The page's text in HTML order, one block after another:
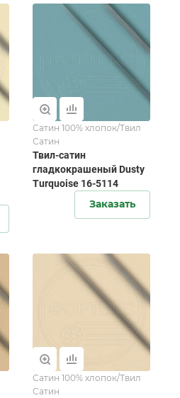
Сатин 100% хлопок/Твил
Сатин
Твил-сатин
гладкокрашеный Dusty
Turquoise 16-5114
Заказать
Сатин 100% хлопок/Твил
Сатин